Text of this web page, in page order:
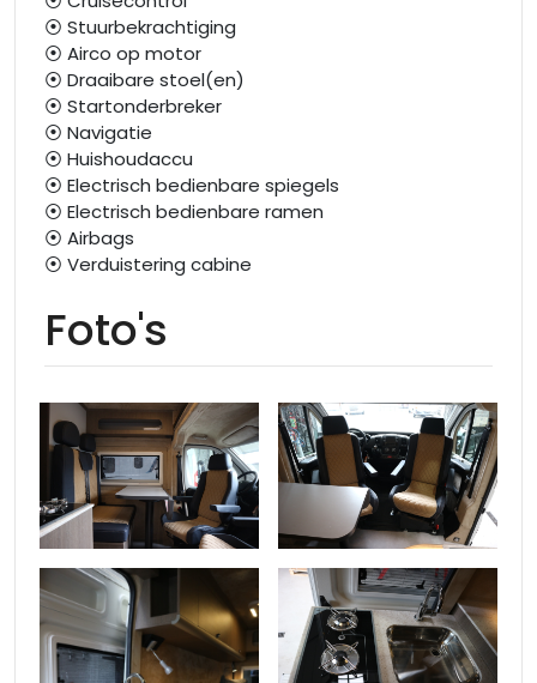
⦿ Stuurbekrachtiging
⦿ Airco op motor
⦿ Draaibare stoel(en)
⦿ Startonderbreker
⦿ Navigatie
⦿ Huishoudaccu
⦿ Electrisch bedienbare spiegels
⦿ Electrisch bedienbare ramen
⦿ Airbags
⦿ Verduistering cabine
Foto's